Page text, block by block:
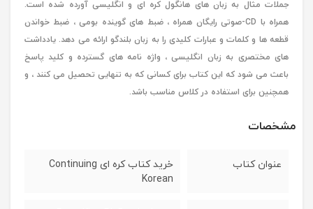
جملات مثال به زبان های هانگول کره ای و انگلیسی آورده شده است.
همراه با CD-صوتی رایگان همراه ، ضبط های گوینده بومی ، ضبط خواندن
قطعه ها و کلمات و عبارات کلیدی را به زبان بلندگو ارائه می دهد. یادداشت
های مختصری به زبان انگلیسی ، واژه نامه های گسترده و کلید پاسخ
باعث می شود که این کتاب برای کسانی که به تنهایی تحصیل می کنند ، و
همچنین برای استفاده در کلاس مناسب باشد.
مشخصات
عنوان کتاب
خرید کتاب کره ای Continuing
Korean